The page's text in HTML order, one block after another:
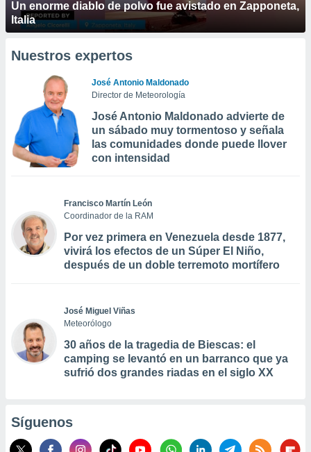
Un enorme diablo de polvo fue avistado en Zapponeta,
Italia
Nuestros expertos
José Antonio Maldonado
Director de Meteorología
José Antonio Maldonado advierte de
un sábado muy tormentoso y señala
las comunidades donde puede llover
con intensidad
Francisco Martín León
Coordinador de la RAM
Por vez primera en Venezuela desde 1877,
vivirá los efectos de un Súper El Niño,
después de un doble terremoto mortífero
José Miguel Viñas
Meteorólogo
30 años de la tragedia de Biescas: el
camping se levantó en un barranco que ya
sufrió dos grandes riadas en el siglo XX
Síguenos